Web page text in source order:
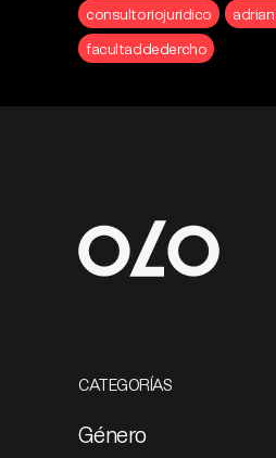
consultoriojuridico
facultaddedercho
CATEGORÍAS
Género